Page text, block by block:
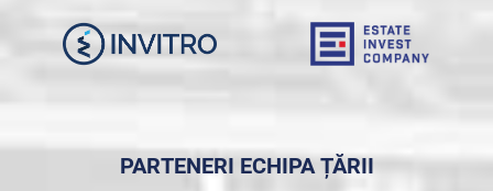
PARTENERI ECHIPA ȚĂRII